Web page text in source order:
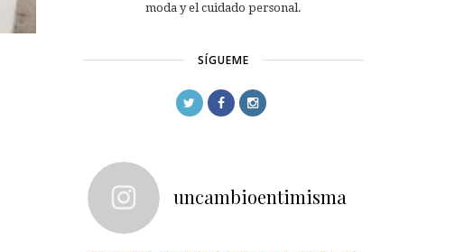
moda y el cuidado personal.
SÍGUEME
uncambioentimisma